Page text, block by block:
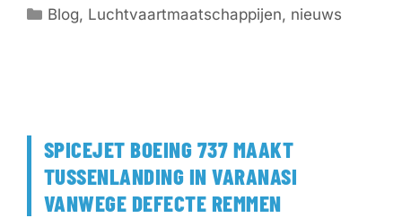
Categorieën
Blog, Luchtvaartmaatschappijen, nieuws
SPICEJET BOEING 737 MAAKT
TUSSENLANDING IN VARANASI
VANWEGE DEFECTE REMMEN